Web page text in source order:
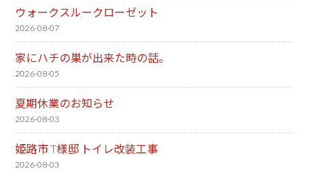
ウォークスルークローゼット
2026-08-07
家にハチの巣が出来た時の話。
2026-08-05
夏期休業のお知らせ
2026-08-03
姫路市 T様邸 トイレ改装工事
2026-08-03